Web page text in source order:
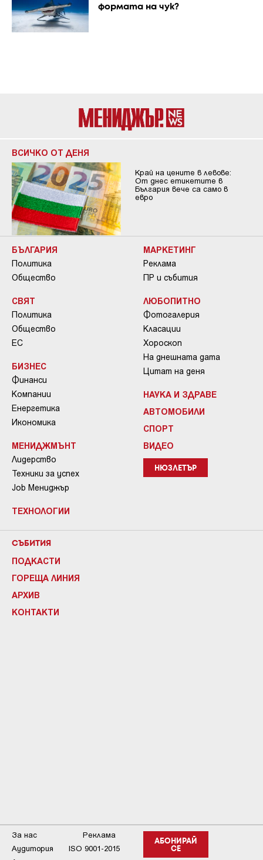
формата на чук?
ВСИЧКО ОТ ДЕНЯ
Край на цените в левове:
От днес етикетите в
България вече са само в
евро
БЪЛГАРИЯ
Политика
Общество
СВЯТ
Политика
Общество
ЕС
БИЗНЕС
Финанси
Компании
Енергетика
Икономика
МЕНИДЖМЪНТ
Лидерство
Техники за успех
Job Мениджър
ТЕХНОЛОГИИ
МАРКЕТИНГ
Реклама
ПР и събития
ЛЮБОПИТНО
Фотогалерия
Класации
Хороскоп
На днешната дата
Цитат на деня
НАУКА И ЗДРАВЕ
АВТОМОБИЛИ
СПОРТ
ВИДЕО
НЮЗЛЕТЪР
СЪБИТИЯ
ПОДКАСТИ
ГОРЕЩА ЛИНИЯ
АРХИВ
КОНТАКТИ
АБОНИРАЙ
СЕ
За нас
Реклама
Аудитория
ISO 9001-2015